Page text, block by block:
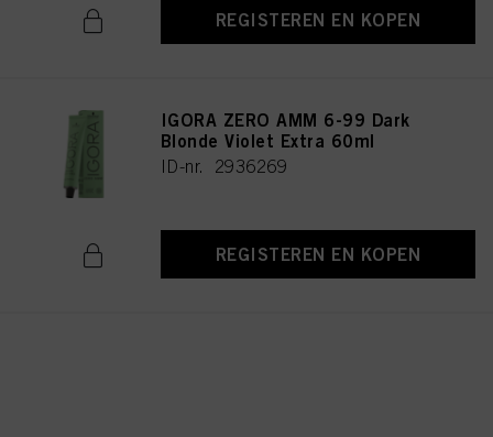
REGISTEREN EN KOPEN
IGORA ZERO AMM 6-99 Dark
Blonde Violet Extra 60ml
ID-nr. 2936269
REGISTEREN EN KOPEN